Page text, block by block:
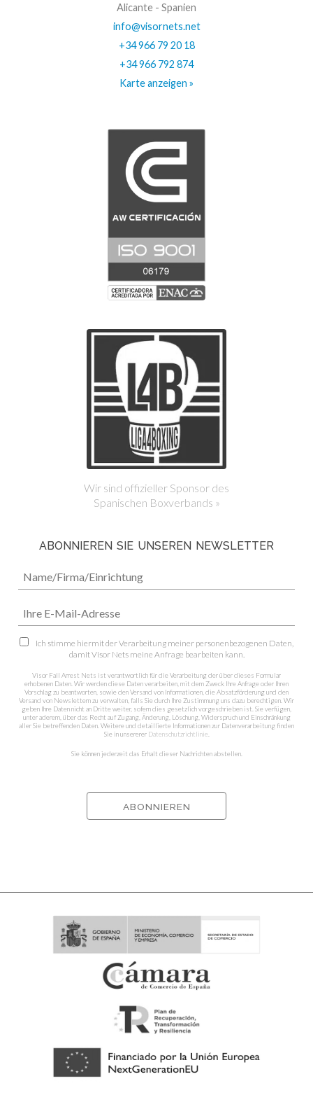
Alicante - Spanien
info@visornets.net
+34 966 79 20 18
+34 966 792 874
Karte anzeigen »
Wir sind offizieller Sponsor des
Spanischen Boxverbands »
ABONNIEREN SIE UNSEREN NEWSLETTER
Ich stimme hiermit der Verarbeitung meiner personenbezogenen Daten,
damit Visor Nets meine Anfrage bearbeiten kann.
Visor Fall Arrest Nets ist verantwortlich für die Verarbeitung der über dieses Formular
erhobenen Daten. Wir werden diese Daten verarbeiten, mit dem Zweck Ihre Anfrage oder Ihren
Vorschlag zu beantworten, sowie den Versand von Informationen, die Absatzförderung und den
Versand von Newslettern zu verwalten, falls Sie durch Ihre Zustimmung uns dazu berechtigen. Wir
geben Ihre Daten nicht an Dritte weiter, sofern dies gesetzlich vorgeschrieben ist. Sie verfügen,
unter aderem, über das Recht auf Zugang, Änderung, Löschung, Widerspruch und Einschränkung
aller Sie betreffenden Daten. Weitere und detaillierte Informationen zur Datenverarbeitung finden
Sie in unsererer Datenschutzrichtlinie
Sie können jederzeit das Erhalt dieser Nachrichten abstellen.